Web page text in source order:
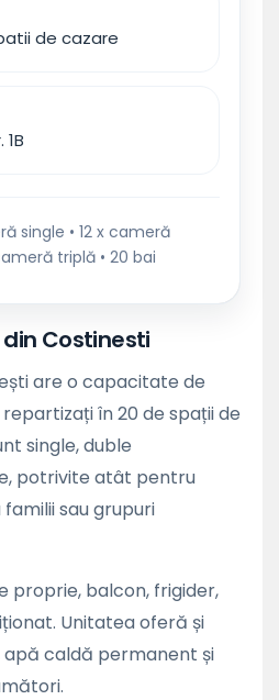
de cazare
single • 12 x cameră
triplă • 20 bai
din Costinesti
are o capacitate de
în 20 de spații de
single, duble
potrivite atât pentru
sau grupuri
proprie, balcon, frigider,
Unitatea oferă și
caldă permanent și